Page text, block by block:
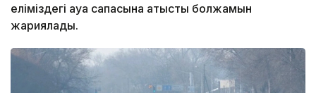
еліміздегі ауа сапасына қатысты болжамын
жариялады.